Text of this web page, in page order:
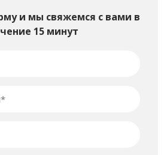
и мы свяжемся с вами в
15 минут